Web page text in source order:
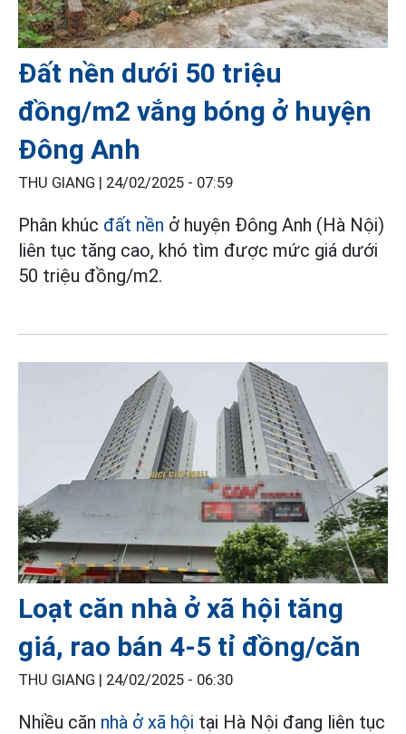
Đất nền dưới 50 triệu
đồng/m2 vắng bóng ở huyện
Đông Anh
THU GIANG | 24/02/2025 - 07:59
Phân khúc đất nền ở huyện Đông Anh (Hà Nội)
liên tục tăng cao, khó tìm được mức giá dưới
50 triệu đồng/m2.
Loạt căn nhà ở xã hội tăng
giá, rao bán 4-5 tỉ đồng/căn
THU GIANG | 24/02/2025 - 06:30
Nhiều căn nhà ở xã hội tại Hà Nội đang liên tục